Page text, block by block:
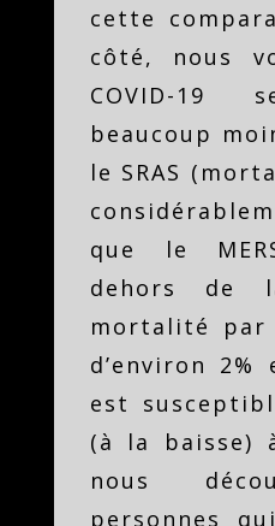
cette
côté, nous
COVID-19
beaucoup
le SRAS
que le
dehors de
mortalité par
d’environ
est
(à la baisse)
nous
personnes